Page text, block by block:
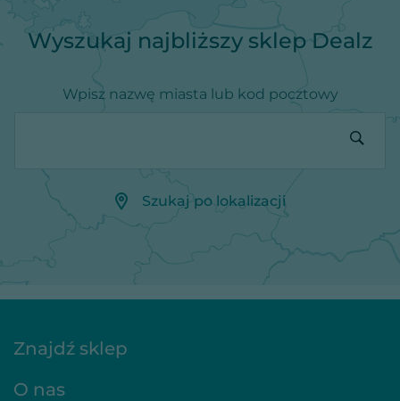
Czwartek
Wyszukaj najbliższy sklep Dealz
Wpisz nazwę miasta lub kod pocztowy
Szukaj po lokalizacji
Znajdź sklep
O nas